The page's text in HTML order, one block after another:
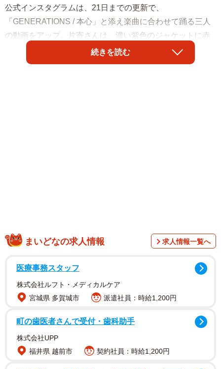
公式インスタグラムは、21日までの更新で、
「GENERATIONS / 本心」と添え楽曲に合わせて踊る三人
の動画をアップ。片寄さんは、濃い紫色のジャケットに赤
いシャツを組み合わせた衣装でパフォーマンスをしてい
片寄さんは、1994年8月29日生まれ、大阪府出身。2012年
の11月に、GENERATIONS from EXILE TRIBEのボーカル
続きを読む
まいどなの求人情報 求人情報一覧へ
医療事務スタッフ
株式会社ルフト・メディカルケア
宮城県 多賀城市
派遣社員：時給1,200円
町の歯医者さんで受付・歯科助手
株式会社UPP
福井県 越前市
契約社員：時給1,200円